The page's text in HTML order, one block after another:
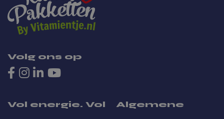
Zakelijk bestellen
Volg ons op
Vol energie. Vol Algemene